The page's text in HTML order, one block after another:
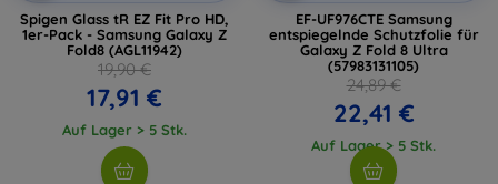
Spigen Glass tR EZ Fit Pro HD,
1er-Pack - Samsung Galaxy Z
Fold8 (AGL11942)
19,90 €
17,91 €
Auf Lager > 5 Stk.
EF-UF976CTE Samsung
entspiegelnde Schutzfolie für
Galaxy Z Fold 8 Ultra
(57983131105)
24,89 €
22,41 €
Auf Lager > 5 Stk.